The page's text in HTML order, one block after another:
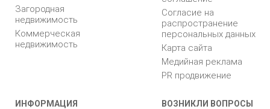
Загородная
недвижимость
Коммерческая
недвижимость
Согласие на
распространение
персональных данных
Карта сайта
Медийная реклама
PR продвижение
ИНФОРМАЦИЯ ВОЗНИКЛИ ВОПРОСЫ